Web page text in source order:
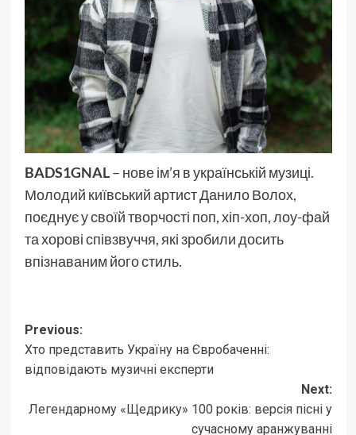
BADS1GNAL– нове ім’я в українській музиці.
Молодий київський артист Данило Волох,
поєднує у своїй творчості поп, хіп-хоп, лоу-фай
та хорові співзвуччя, які зробили досить
впізнаваним його стиль.
Post
navigation
Previous:
Хто представить Україну на Євробаченні:
відповідають музичні експерти
Next:
Легендарному «Щедрику» 100 років: версія пісні у
сучасному аранжуванні